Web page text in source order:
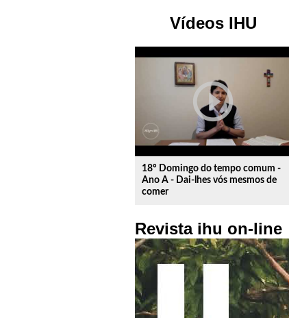
Vídeos IHU
play_circle_outline
18º Domingo do tempo comum -
Ano A - Dai-lhes vós mesmos de
comer
Revista ihu on-line